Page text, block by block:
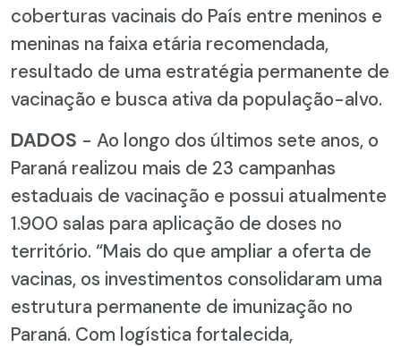
coberturas vacinais do País entre meninos e
meninas na faixa etária recomendada,
resultado de uma estratégia permanente de
vacinação e busca ativa da população-alvo.
DADOS - Ao longo dos últimos sete anos, o
Paraná realizou mais de 23 campanhas
estaduais de vacinação e possui atualmente
1.900 salas para aplicação de doses no
território. “Mais do que ampliar a oferta de
vacinas, os investimentos consolidaram uma
estrutura permanente de imunização no
Paraná. Com logística fortalecida,